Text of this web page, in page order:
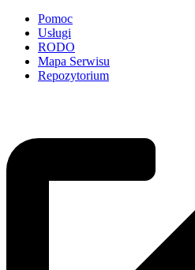
Pomoc
Usługi
RODO
Mapa Serwisu
Repozytorium